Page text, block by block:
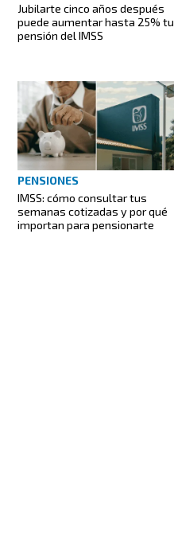
Jubilarte cinco años después
puede aumentar hasta 25% tu
pensión del IMSS
PENSIONES
IMSS: cómo consultar tus
semanas cotizadas y por qué
importan para pensionarte